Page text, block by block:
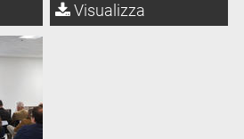
Visualizza